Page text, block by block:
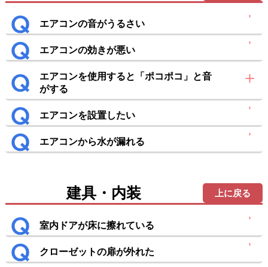
エアコンの音がうるさい
エアコンの効きが悪い
エアコンを使用すると「ポコポコ」と音
がする
エアコンを設置したい
エアコンから水が漏れる
建具・内装 上に戻る
室内ドアが床に擦れている
クローゼットの扉が外れた